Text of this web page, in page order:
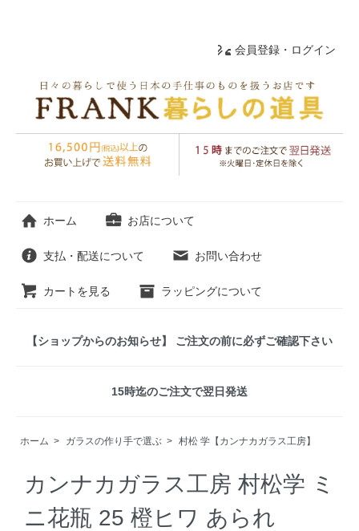
会員登録・ログイン
ホーム お店について
支払・配送について お問い合わせ
カートを見る ラッピングについて
【ショップからのお知らせ】 ご注文の前に必ずご確認下さい
15時迄のご注文で翌日発送
ホーム > ガラスの作り手で選ぶ > 村松 学【カンナカガラス工房】
カンナカガラス工房 村松学 ミ
ニ花瓶 25 橙ヒワ あられ